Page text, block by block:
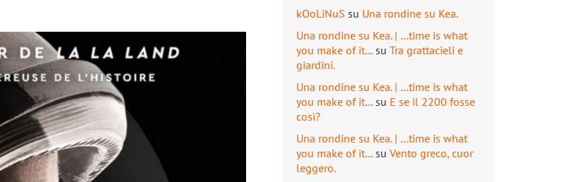
kOoLiNuS su Una rondine su Kea.
Una rondine su Kea. | …time is what
you make of it… su Tra grattacieli e
giardini.
Una rondine su Kea. | …time is what
you make of it… su E se il 2200 fosse
così?
Una rondine su Kea. | …time is what
you make of it… su Vento greco, cuor
leggero.